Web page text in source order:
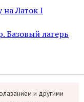
на Латок I
Базовый лагерь
и другими